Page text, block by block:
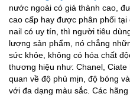
nước ngoài có giá thành cao,
cao cấp hay được phân phối
nail có uy tín, thì người tiêu
lượng sản phẩm, nó chẳng
sức khỏe, không có hóa chất
thương hiệu như: Chanel,
quan về độ phủ mịn, độ bóng
với đa dạng màu sắc. Các